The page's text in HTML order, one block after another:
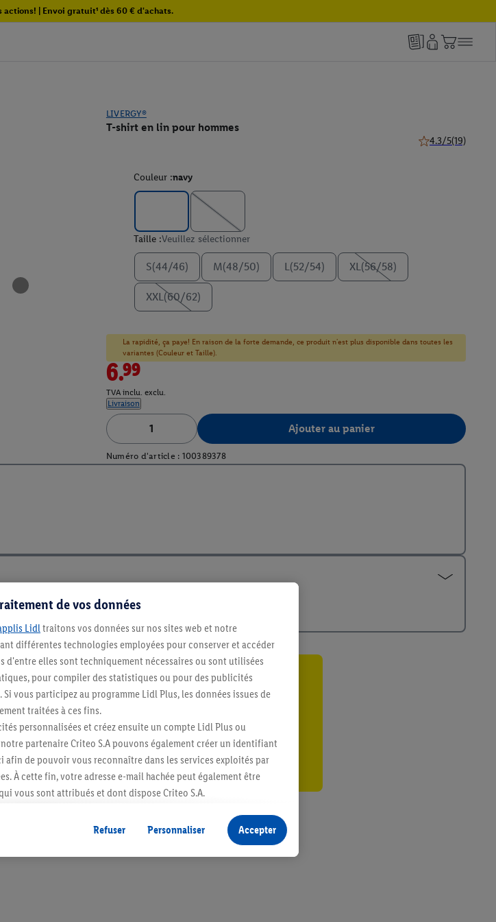
| Envoi gratuit¹ dès 60 € d'achats.
LIVERGY®
T-shirt en lin pour hommes
4.3/5(19)
Couleur :navy
Taille :Veuillez sélectionner
S(44/46) M(48/50) L(52/54) XL(56/58)
XXL(60/62)
La rapidité, ça paye! En raison de la forte demande, ce produit n'est plus disponible dans toutes les
variantes (Couleur et Taille).
6.99
TVA inclu. exclu.
Livraison
Ajouter au panier
Numéro d'article : 100389378
Restez au courant
Abonnez-vous à la newsletter
S'abonner
de vos données
Lidl traitons vos données sur nos sites web et notre
différentes technologies employées pour conserver et accéder
elles sont techniquement nécessaires ou sont utilisées
pour compiler des statistiques ou pour des publicités
vous participez au programme Lidl Plus, les données issues de
traitées à ces fins.
personnalisées et créez ensuite un compte Lidl Plus ou
partenaire Criteo S.A pouvons également créer un identifiant
afin de pouvoir vous reconnaître dans les services exploités par
À cette fin, votre adresse e-mail hachée peut également être
vous sont attribués et dont dispose Criteo S.A.
le produit dans un panier d’un webshop mais sans procéder à
apppareils et plusieurs services de Lidl si plusieurs terminaux ou
utilisant votre adresse e-mail hachée et, le cas échéant, d’autres
Refuser Personnaliser Accepter